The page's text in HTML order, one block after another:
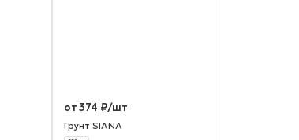
от 374 ₽/шт
Грунт SIANA